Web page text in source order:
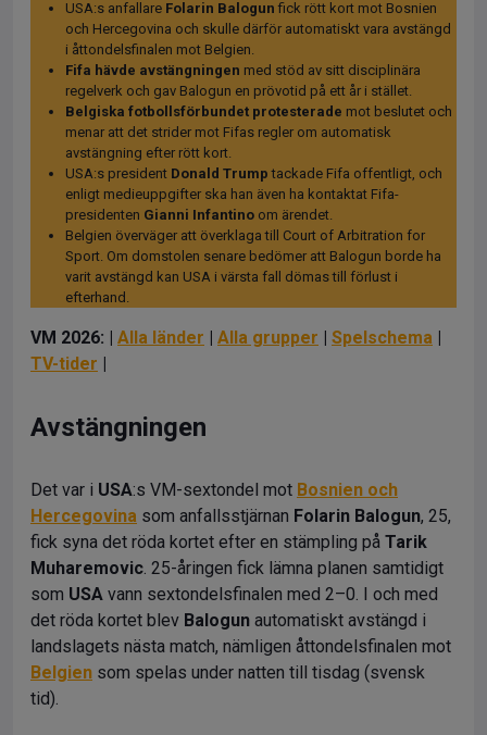
USA:s anfallare Folarin Balogun fick rött kort mot Bosnien
och Hercegovina och skulle därför automatiskt vara avstängd
i åttondelsfinalen mot Belgien.
Fifa hävde avstängningen med stöd av sitt disciplinära
regelverk och gav Balogun en prövotid på ett år i stället.
Belgiska fotbollsförbundet protesterade mot beslutet och
menar att det strider mot Fifas regler om automatisk
avstängning efter rött kort.
USA:s president Donald Trump tackade Fifa offentligt, och
enligt medieuppgifter ska han även ha kontaktat Fifa-
presidenten Gianni Infantino om ärendet.
Belgien överväger att överklaga till Court of Arbitration for
Sport. Om domstolen senare bedömer att Balogun borde ha
varit avstängd kan USA i värsta fall dömas till förlust i
efterhand.
VM 2026: | Alla länder Alla grupper Spelschema
TV-tider
Avstängningen
Det var i USA:s VM-sextondel mot Bosnien och
Hercegovina som anfallsstjärnan Folarin Balogun, 25,
fick syna det röda kortet efter en stämpling på Tarik
Muharemovic. 25-åringen fick lämna planen samtidigt
som USA vann sextondelsfinalen med 2–0. I och med
det röda kortet blev Balogun automatiskt avstängd i
landslagets nästa match, nämligen åttondelsfinalen mot
Belgien som spelas under natten till tisdag (svensk
tid).